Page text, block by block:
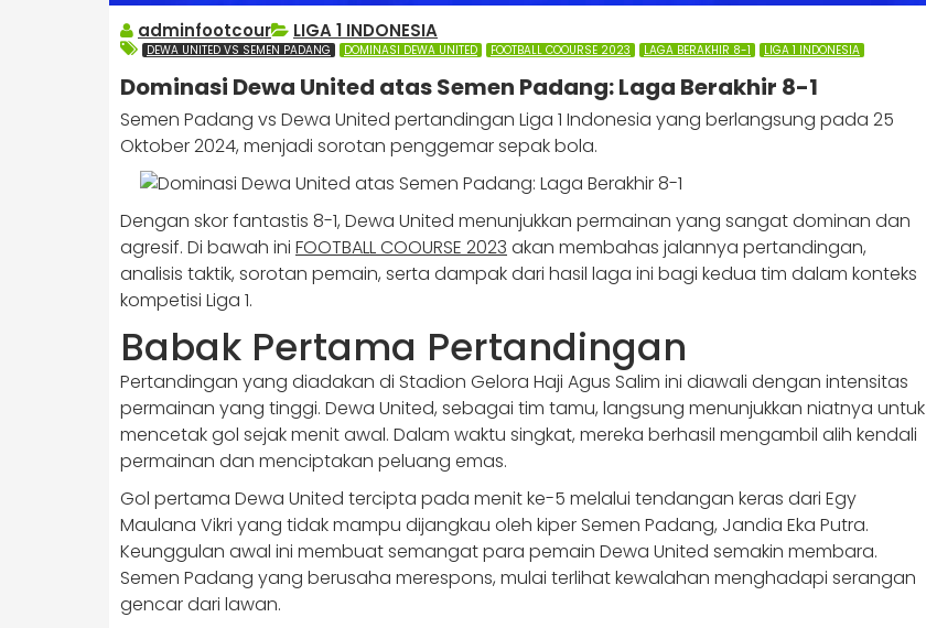
adminfootcour LIGA 1 INDONESIA
DEWA UNITED VS SEMEN PADANG DOMINASI DEWA UNITED FOOTBALL COOURSE 2023 LAGA BERAKHIR 8-1 LIGA 1 INDONESIA
Dominasi Dewa United atas Semen Padang: Laga Berakhir 8-1
Semen Padang vs Dewa United pertandingan Liga 1 Indonesia yang berlangsung pada 25
Oktober 2024, menjadi sorotan penggemar sepak bola.
Dengan skor fantastis 8-1, Dewa United menunjukkan permainan yang sangat dominan dan
agresif. Di bawah ini FOOTBALL COOURSE 2023 akan membahas jalannya pertandingan,
analisis taktik, sorotan pemain, serta dampak dari hasil laga ini bagi kedua tim dalam konteks
kompetisi Liga 1.
Babak Pertama Pertandingan
Pertandingan yang diadakan di Stadion Gelora Haji Agus Salim ini diawali dengan intensitas
permainan yang tinggi. Dewa United, sebagai tim tamu, langsung menunjukkan niatnya untuk
mencetak gol sejak menit awal. Dalam waktu singkat, mereka berhasil mengambil alih kendali
permainan dan menciptakan peluang emas.
Gol pertama Dewa United tercipta pada menit ke-5 melalui tendangan keras dari Egy
Maulana Vikri yang tidak mampu dijangkau oleh kiper Semen Padang, Jandia Eka Putra.
Keunggulan awal ini membuat semangat para pemain Dewa United semakin membara.
Semen Padang yang berusaha merespons, mulai terlihat kewalahan menghadapi serangan
gencar dari lawan.